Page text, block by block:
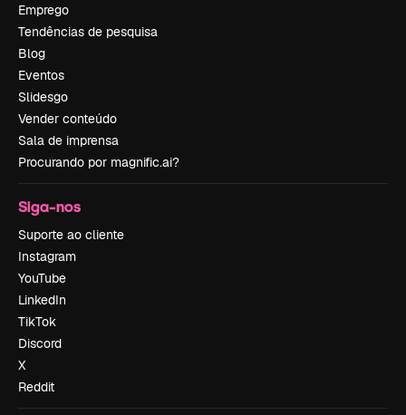
Emprego
Tendências de pesquisa
Blog
Eventos
Slidesgo
Vender conteúdo
Sala de imprensa
Procurando por magnific.ai?
Siga-nos
Suporte ao cliente
Instagram
YouTube
LinkedIn
TikTok
Discord
X
Reddit